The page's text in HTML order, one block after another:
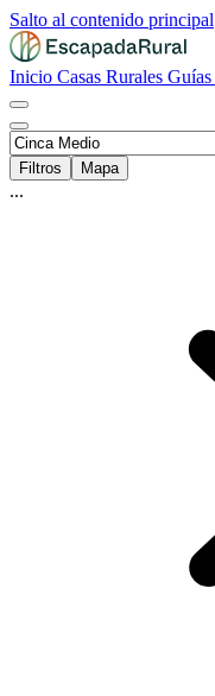
Salto al contenido principal
Inicio Casas Rurales Guías
Filtros
Mapa
...